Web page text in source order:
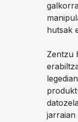
hutsak
Zentzu
jarraian